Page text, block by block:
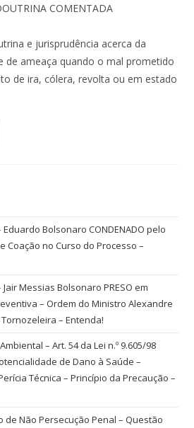
COMENTADA
e jurisprudência acerca da
de ameaça quando o mal prometido
de ira, cólera, revolta ou em estado
Eduardo Bolsonaro CONDENADO pelo
Coação no Curso do Processo –
Jair Messias Bolsonaro PRESO em
– Ordem do Ministro Alexandre
– Entenda!
Ambiental – Art. 54 da Lei n.º 9.605/98
de Dano à Saúde –
Técnica – Princípio da Precaução –
de Não Persecução Penal – Questão